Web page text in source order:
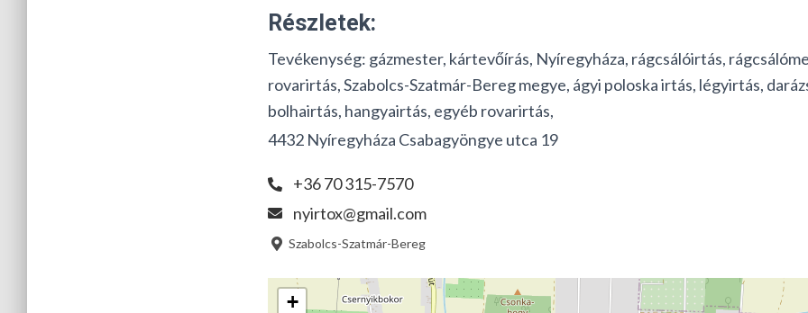
Részletek:
Tevékenység: gázmester, kártevőírás, Nyíregyháza, rágcsálóirtás,
rovarirtás, Szabolcs-Szatmár-Bereg megye, ágyi poloska irtás, légyirtás,
bolhairtás, hangyairtás, egyéb rovarirtás,
4432 Nyíregyháza Csabagyöngye utca 19
+36 70 315-7570
nyirtox@gmail.com
Szabolcs-Szatmár-Bereg
+